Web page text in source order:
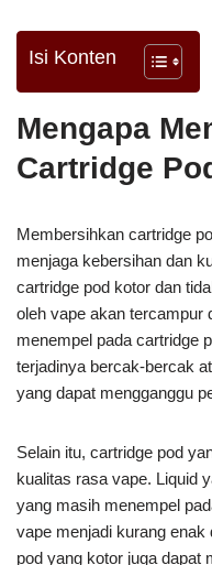
Isi Konten
Mengapa
Cartridge
Membersihkan cartridge
menjaga kebersihan dan
cartridge pod kotor dan
oleh vape akan tercampur
menempel pada cartridge
terjadinya bercak-bercak
yang dapat mengganggu
Selain itu, cartridge pod
kualitas rasa vape. Liquid
yang masih menempel
vape menjadi kurang enak
pod yang kotor juga dapat